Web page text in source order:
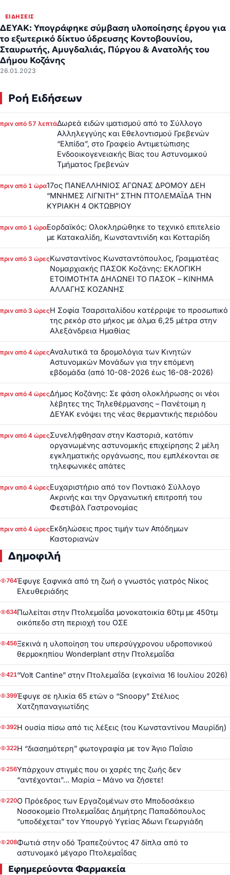
ΕΙΔΉΣΕΙΣ
ΔΕΥΑΚ: Υπογράφηκε σύμβαση υλοποίησης έργου για
το εξωτερικό δίκτυο ύδρευσης Κοντοβουνίου,
Σταυρωτής, Αμυγδαλιάς, Πύργου & Ανατολής του
Δήμου Κοζάνης
26.01.2023
Ροή Ειδήσεων
πριν από 57 λεπτάΔωρεά ειδών ιματισμού από το Σύλλογο
Αλληλεγγύης και Εθελοντισμού Γρεβενών
“Ελπίδα”, στο Γραφείο Αντιμετώπισης
Ενδοοικογενειακής Βίας του Αστυνομικού
Τμήματος Γρεβενών
πριν από 1 ώρα17ος ΠΑΝΕΛΛΗΝΙΟΣ ΑΓΩΝΑΣ ΔΡΟΜΟΥ ΔΕΗ
“ΜΝΗΜΕΣ ΛΙΓΝΙΤΗ” ΣΤΗΝ ΠΤΟΛΕΜΑΪΔΑ ΤΗΝ
ΚΥΡΙΑΚΗ 4 ΟΚΤΩΒΡΙΟΥ
πριν από 1 ώραΕορδαϊκός: Ολοκληρώθηκε το τεχνικό επιτελείο
με Κατακαλίδη, Κωνσταντινίδη και Κοτταρίδη
πριν από 3 ώρεςΚωνσταντίνος Κωνσταντόπουλος, Γραμματέας
Νομαρχιακής ΠΑΣΟΚ Κοζάνης: ΕΚΛΟΓΙΚΗ
ΕΤΟΙΜΟΤΗΤΑ ΔΗΛΩΝΕΙ ΤΟ ΠΑΣΟΚ – ΚΙΝΗΜΑ
ΑΛΛΑΓΗΣ ΚΟΖΑΝΗΣ
πριν από 3 ώρεςΗ Σοφία Τσαρσιταλίδου κατέρριψε το προσωπικό
της ρεκόρ στο μήκος με άλμα 6,25 μέτρα στην
Αλεξάνδρεια Ημαθίας
πριν από 4 ώρεςΑναλυτικά τα δρομολόγια των Κινητών
Αστυνομικών Μονάδων για την επόμενη
εβδομάδα (από 10-08-2026 έως 16-08-2026)
πριν από 4 ώρεςΔήμος Κοζάνης: Σε φάση ολοκλήρωσης οι νέοι
λέβητες της Τηλεθέρμανσης – Πανέτοιμη η
ΔΕΥΑΚ ενόψει της νέας θερμαντικής περιόδου
πριν από 4 ώρεςΣυνελήφθησαν στην Καστοριά, κατόπιν
οργανωμένης αστυνομικής επιχείρησης 2 μέλη
εγκληματικής οργάνωσης, που εμπλέκονται σε
τηλεφωνικές απάτες
πριν από 4 ώρεςΕυχαριστήριο από τον Ποντιακό Σύλλογο
Ακρινής και την Οργανωτική επιτροπή του
Φεστιβάλ Γαστρονομίας
πριν από 4 ώρεςΕκδηλώσεις προς τιμήν των Απόδημων
Καστοριανών
Δημοφιλή
764Έφυγε ξαφνικά από τη ζωή ο γνωστός γιατρός Νίκος
Ελευθεριάδης
634Πωλείται στην Πτολεμαΐδα μονοκατοικία 60τμ με 450τμ
οικόπεδο στη περιοχή του ΟΣΕ
456Ξεκινά η υλοποίηση του υπερσύγχρονου υδροπονικού
θερμοκηπίου Wonderplant στην Πτολεμαΐδα
421“Volt Cantine” στην Πτολεμαΐδα (εγκαίνια 16 Ιουλίου 2026)
399Έφυγε σε ηλικία 65 ετών ο “Snoopy” Στέλιος
Χατζηπαναγιωτίδης
392Η ουσία πίσω από τις λέξεις (του Κωνσταντίνου Μαυρίδη)
322Η “διασημότερη” φωτογραφία με τον Άγιο Παΐσιο
256Υπάρχουν στιγμές που οι χαρές της ζωής δεν
“αντέχονται”… Μαρία – Μάνο να ζήσετε!
220Ο Πρόεδρος των Εργαζομένων στο Μποδοσάκειο
Νοσοκομείο Πτολεμαΐδας Δημήτρης Παπαδόπουλος
“υποδέχεται” τον Υπουργό Υγείας Άδωνι Γεωργιάδη
208Φωτιά στην οδό Τραπεζούντος 47 δίπλα από το
αστυνομικό μέγαρο Πτολεμαΐδας
Εφημερεύοντα Φαρμακεία